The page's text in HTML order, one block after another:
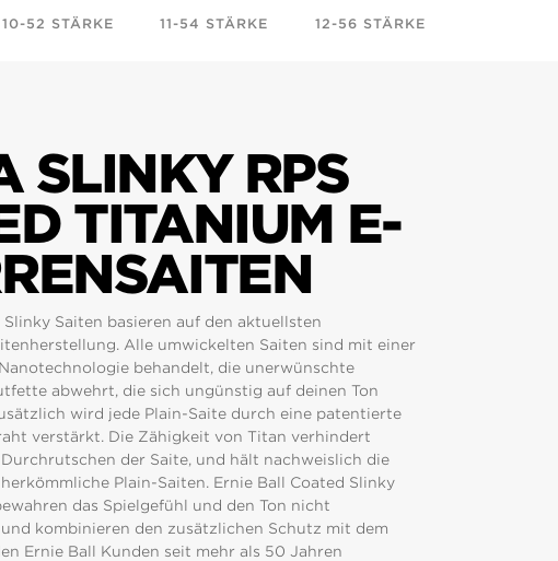
10-52 STÄRKE 11-54 STÄRKE 12-56 STÄRKE
SLINKY RPS
TITANIUM E-
Slinky Saiten basieren auf den aktuellsten
Alle umwickelten Saiten sind mit einer
behandelt, die unerwünschte
abwehrt, die sich ungünstig auf deinen Ton
wird jede Plain-Saite durch eine patentierte
verstärkt. Die Zähigkeit von Titan verhindert
der Saite, und hält nachweislich die
Plain-Saiten. Ernie Ball Coated Slinky
das Spielgefühl und den Ton nicht
kombinieren den zusätzlichen Schutz mit dem
Ernie Ball Kunden seit mehr als 50 Jahren